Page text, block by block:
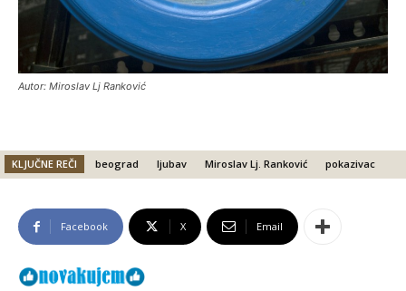
Autor: Miroslav Lj Ranković
KLJUČNE REČI beograd ljubav Miroslav Lj. Ranković pokazivac
Facebook X Email